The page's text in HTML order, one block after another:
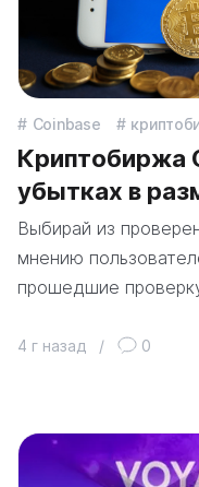
Coinbase
Криптобиржа
убытках в
Выбирай из
мнению
прошедшие
4 г назад / 0